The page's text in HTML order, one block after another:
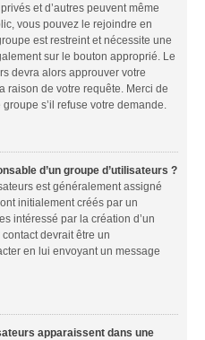
et d’autres peuvent même
vous pouvez le rejoindre en
est restreint et nécessite une
sur le bouton approprié. Le
devra alors approuver votre
raison de votre requête. Merci de
s’il refuse votre demande.
d’un groupe d’utilisateurs ?
est généralement assigné
initialement créés par un
intéressé par la création d’un
devrait être un
en lui envoyant un message
apparaissent dans une